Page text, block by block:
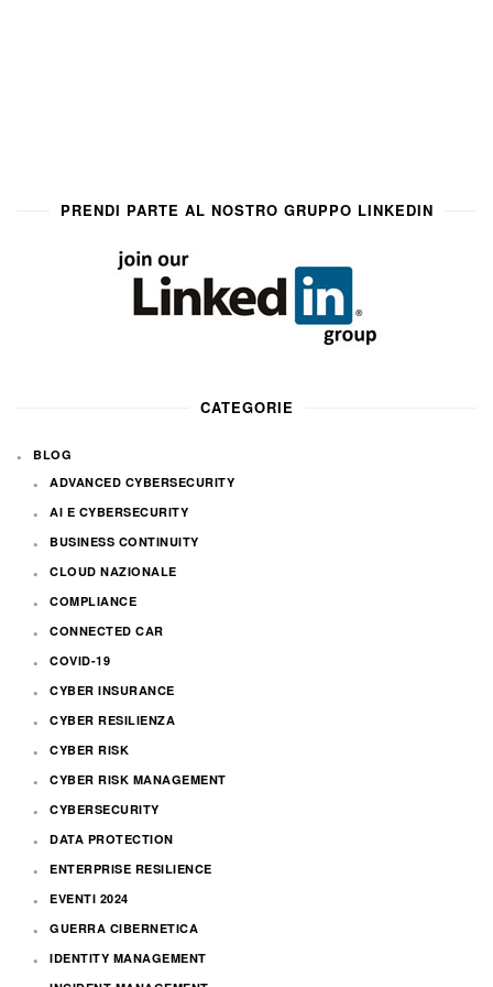
PRENDI PARTE AL NOSTRO GRUPPO LINKEDIN
CATEGORIE
BLOG
ADVANCED CYBERSECURITY
AI E CYBERSECURITY
BUSINESS CONTINUITY
CLOUD NAZIONALE
COMPLIANCE
CONNECTED CAR
COVID-19
CYBER INSURANCE
CYBER RESILIENZA
CYBER RISK
CYBER RISK MANAGEMENT
CYBERSECURITY
DATA PROTECTION
ENTERPRISE RESILIENCE
EVENTI 2024
GUERRA CIBERNETICA
IDENTITY MANAGEMENT